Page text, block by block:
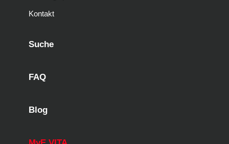
Kontakt
Suche
FAQ
Blog